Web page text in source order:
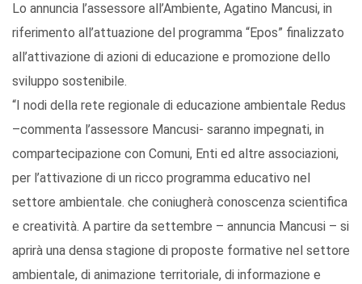
Lo annuncia l’assessore all’Ambiente, Agatino Mancusi, in
riferimento all’attuazione del programma “Epos” finalizzato
all’attivazione di azioni di educazione e promozione dello
sviluppo sostenibile.
“I nodi della rete regionale di educazione ambientale Redus
–commenta l’assessore Mancusi- saranno impegnati, in
compartecipazione con Comuni, Enti ed altre associazioni,
per l’attivazione di un ricco programma educativo nel
settore ambientale. che coniugherà conoscenza scientifica
e creatività. A partire da settembre – annuncia Mancusi – si
aprirà una densa stagione di proposte formative nel settore
ambientale, di animazione territoriale, di informazione e